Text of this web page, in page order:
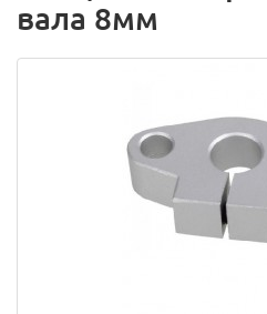
вала 8мм